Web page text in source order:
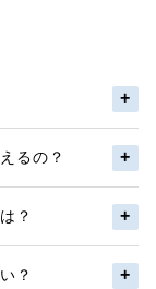
るの？
？
？